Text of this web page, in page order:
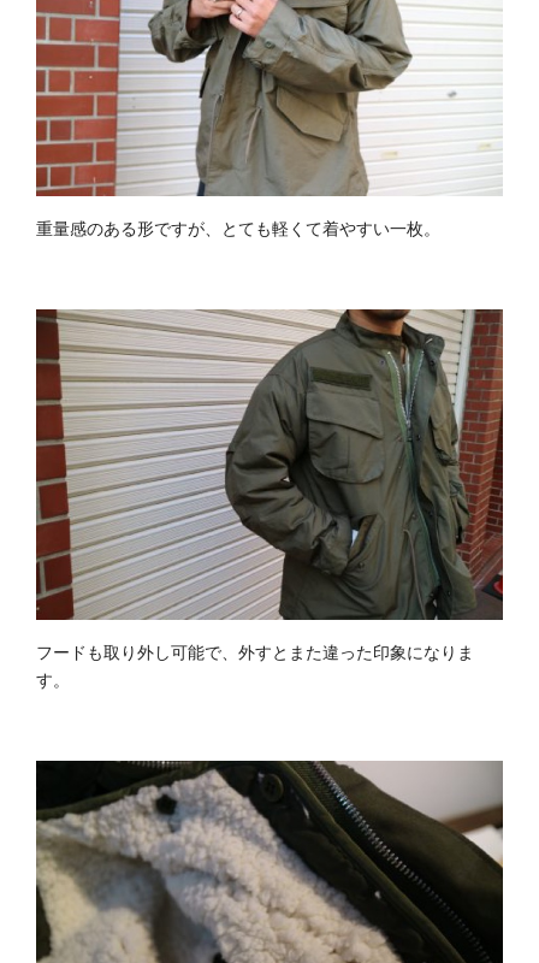
重量感のある形ですが、とても軽くて着やすい一枚。
フードも取り外し可能で、外すとまた違った印象になりま
す。